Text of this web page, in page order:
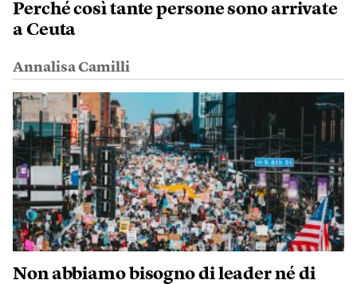
Perché così tante persone sono arrivate
a Ceuta
Annalisa Camilli
Non abbiamo bisogno di leader né di